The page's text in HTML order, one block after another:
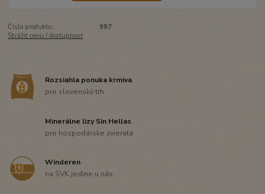
Číslo produktu:
997
Strážiť cenu / dostupnosť
Rozsiahla ponuka krmiva
pre slovenský trh
Minerálne lizy Sin Hellas
pre hospodárske zvieratá
Winderen
na SVK jedine u nás